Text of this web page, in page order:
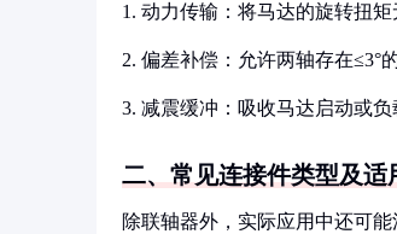
1. 动力传输：将马达的旋转扭矩
2. 偏差补偿：允许两轴存在≤3°
3. 减震缓冲：吸收马达启动或负
二、常见连接件类型及适
除联轴器外，实际应用中还可能